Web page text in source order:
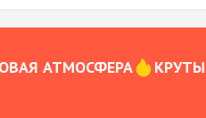
АТМОСФЕРА